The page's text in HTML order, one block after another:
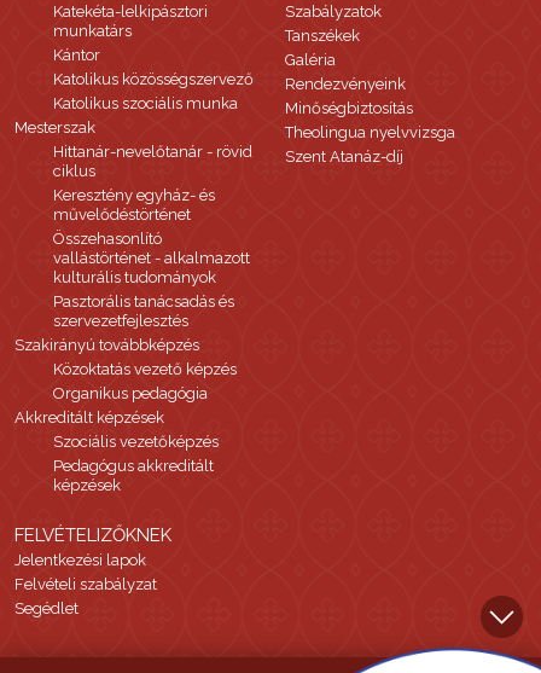
Katekéta-lelkipásztori
munkatárs
Kántor
Katolikus közösségszervező
Katolikus szociális munka
Mesterszak
Hittanár-nevelőtanár - rövid
ciklus
Keresztény egyház- és
művelődéstörténet
Összehasonlító
vallástörténet - alkalmazott
kulturális tudományok
Pasztorális tanácsadás és
szervezetfejlesztés
Szakirányú továbbképzés
Közoktatás vezető képzés
Organikus pedagógia
Akkreditált képzések
Szociális vezetőképzés
Pedagógus akkreditált
képzések
Szabályzatok
Tanszékek
Galéria
Rendezvényeink
Minőségbiztosítás
Theolingua nyelvvizsga
Szent Atanáz-díj
FELVÉTELIZŐKNEK
Jelentkezési lapok
Felvételi szabályzat
Segédlet